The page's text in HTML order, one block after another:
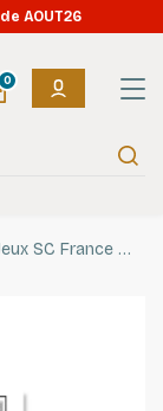
AOUT26
0
SC France